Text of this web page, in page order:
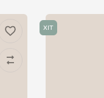
ХІТ